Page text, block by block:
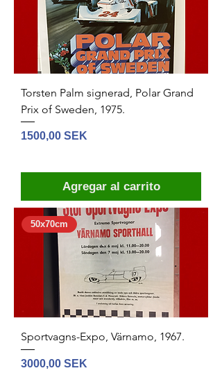
Torsten Palm signerad, Polar Grand
Prix of Sweden, 1975.
Precio
1500,00 SEK
Agregar al carrito
50x70cm
Sportvagns-Expo, Värnamo, 1967.
Precio
3000,00 SEK